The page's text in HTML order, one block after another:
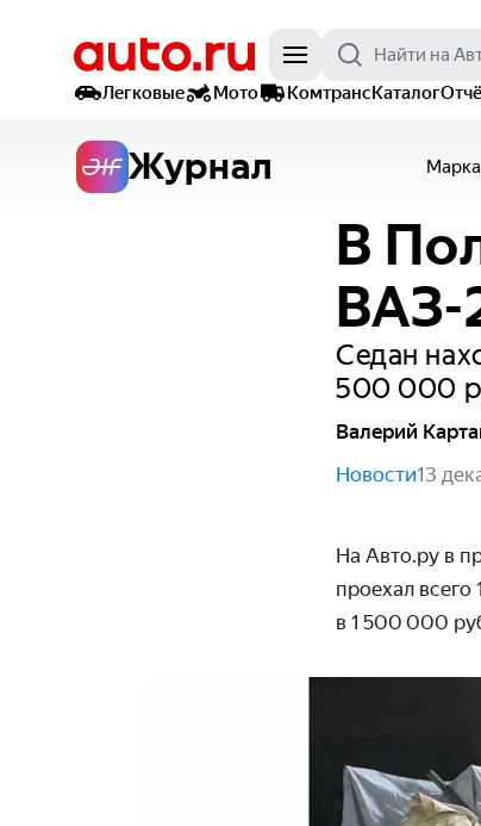
Легковые
Мото КомтрансКаталог
Журнал
В
ВАЗ-
Седан
500 000
Валерий
Новости13
На Авто.ру в
проехал
в 1 500 000